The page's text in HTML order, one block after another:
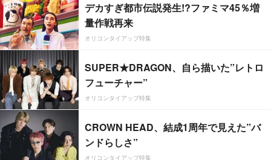
デカすぎ都市伝説発生!?ファミマ45％増
量作戦再来
オリコンタイアップ特集
SUPER★DRAGON、自ら描いた”レトロ
フューチャー”
オリコンタイアップ特集
CROWN HEAD、結成1周年で見えた”バ
ンドらしさ”
オリコンタイアップ特集